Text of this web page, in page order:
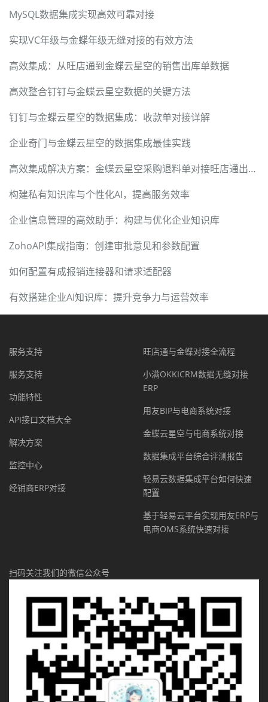
MySQL数据集成实现高效可靠对接
实现VC年级与金蝶年级无缝对接的有效方法
高效集成：从旺店通到金蝶云星空的销售出库单数据
高效整合钉钉与金蝶云星空数据的关键方法
钉钉与金蝶云星空的数据集成：收款单对接详解
企业奇门与金蝶云星空的数据集成最佳实践
高效集成解决方案：金蝶云星空采购退料单对接旺店通出库单
构建私有知识库与个性化AI，提高服务效率
企业信息管理的高效助手：构建与优化企业知识库
ZohoAPI集成指南：创建审批意见和参数配置
如何配置有成报销连接器和请求适配器
有效搭建企业AI知识库：提升竞争力与运营效率
服务支持
服务支持
功能特性
API接口文档大全
解决方案
监控中心
经销商ERP对接
旺店通与金蝶对接全流程
小满OKKICRM数据无缝对接
ERP
用友BIP与电商系统对接
金蝶云星空与电商系统对接
数据集成平台综合评测报告
轻易云数据集成平台如何快速
配置
基于轻易云平台实现用友ERP与
电商OMS系统快速对接
扫码关注我们的微信公众号